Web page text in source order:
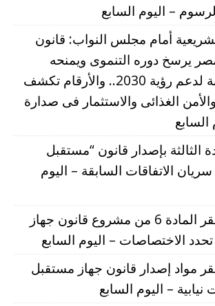
– اليوم السابع
أمام مجلس النواب: قانون
يرسخ دوره التنموى ويمنحه
استقلالية ومرونة لدعم رؤية 2030.. والأرقام تكشف
الغذائى والاستثمار فى صدارة
السابع
الثالثة بإصدار قانون “مستقبل
الاتفاقات السابقة – اليوم
مجلس النواب يقر المادة 6 من مشروع قانون جهاز
الاختصاصات – اليوم السابع
مواد إصدار قانون جهاز مستقبل
– اليوم السابع